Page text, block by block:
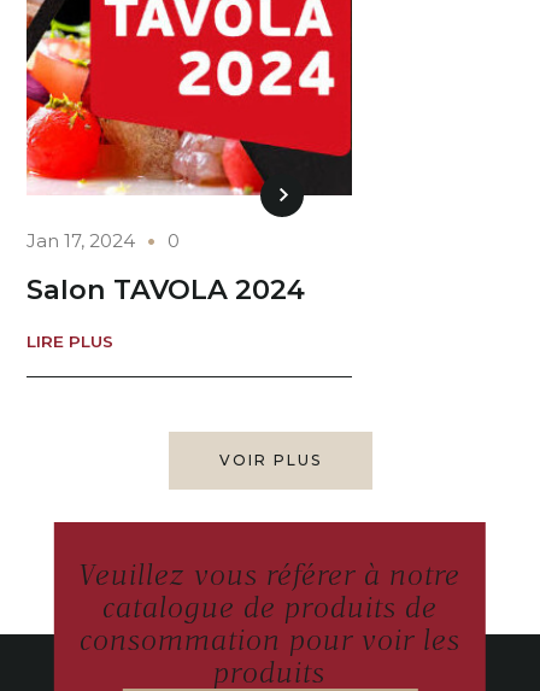
Jan 17, 2024 0
Salon TAVOLA 2024
LIRE PLUS
VOIR PLUS
Veuillez vous référer à notre
catalogue de produits de
consommation pour voir les
produits